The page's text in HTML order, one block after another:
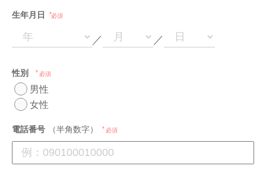
生年月日 必須
／ ／
性別 必須
男性
女性
電話番号 （半角数字） 必須